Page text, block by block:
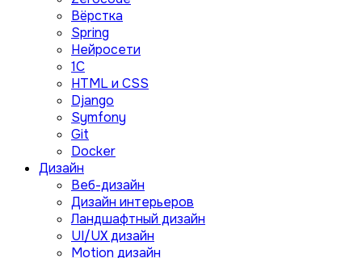
Вёрстка
Spring
Нейросети
1C
HTML и CSS
Django
Symfony
Git
Docker
Дизайн
Веб-дизайн
Дизайн интерьеров
Ландшафтный дизайн
UI/UX дизайн
Motion дизайн